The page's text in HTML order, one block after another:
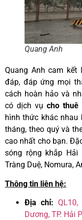
Quang Anh
Quang Anh cam
đáp, đáp ứng mọi
cách hoàn hảo và
có dịch vụ cho thuê
hình thức khác nhau
tháng, theo quý và
cao nhất cho bạn.
sóng rộng khắp
Tràng Duệ, Nomura,
Thông tin liên hệ:
Địa chỉ:
Dương, TP. Hải